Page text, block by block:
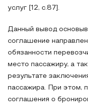
услуг [12, с.87].
Данный вывод
соглашение
обязанности
место пассажиру, а
результате
пассажира. При этом,
соглашения о